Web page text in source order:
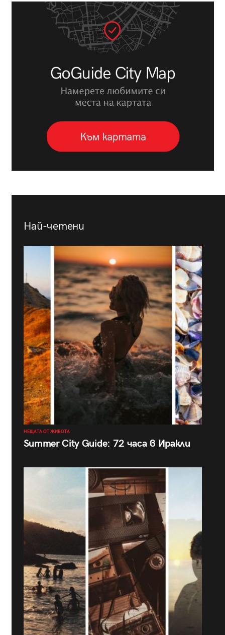
Най-четени
НЕЩАТА ОТ ЖИВОТА
Summer City Guide: 72 часа в Иракли